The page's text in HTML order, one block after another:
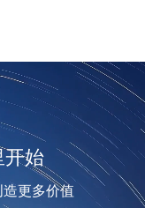
开始
更多价值